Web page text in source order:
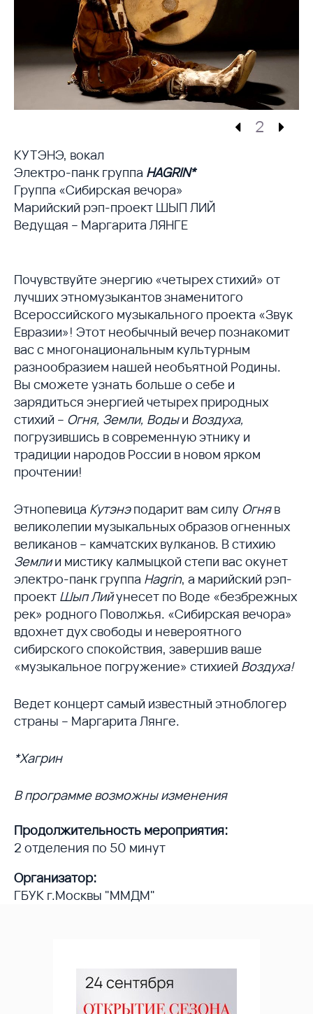
2
КУТЭНЭ, вокал
Электро-панк группа HAGRIN*
Группа «Сибирская вечора»
Марийский рэп-проект ШЫП ЛИЙ
Ведущая – Маргарита ЛЯНГЕ
Почувствуйте энергию «четырех стихий» от
лучших этномузыкантов знаменитого
Всероссийского музыкального проекта «Звук
Евразии»! Этот необычный вечер познакомит
вас с многонациональным культурным
разнообразием нашей необъятной Родины.
Вы сможете узнать больше о себе и
зарядиться энергией четырех природных
стихий – Огня, Земли, Водыи Воздуха,
погрузившись в современную этнику и
традиции народов России в новом ярком
прочтении!
Этнопевица Кутэнэподарит вам силу Огняв
великолепии музыкальных образов огненных
великанов – камчатских вулканов. В стихию
Землии мистику калмыцкой степи вас окунет
электро-панк группа Hagrin, а марийский рэп-
проект Шып Лийунесет по Воде «безбрежных
рек» родного Поволжья. «Сибирская вечора»
вдохнет дух свободы и невероятного
сибирского спокойствия, завершив ваше
«музыкальное погружение» стихией Воздуха!
Ведет концерт самый известный этноблогер
страны – Маргарита Лянге.
*Хагрин
В программе возможны изменения
Продолжительность мероприятия:
2 отделения по 50 минут
Организатор:
ГБУК г.Москвы "ММДМ"